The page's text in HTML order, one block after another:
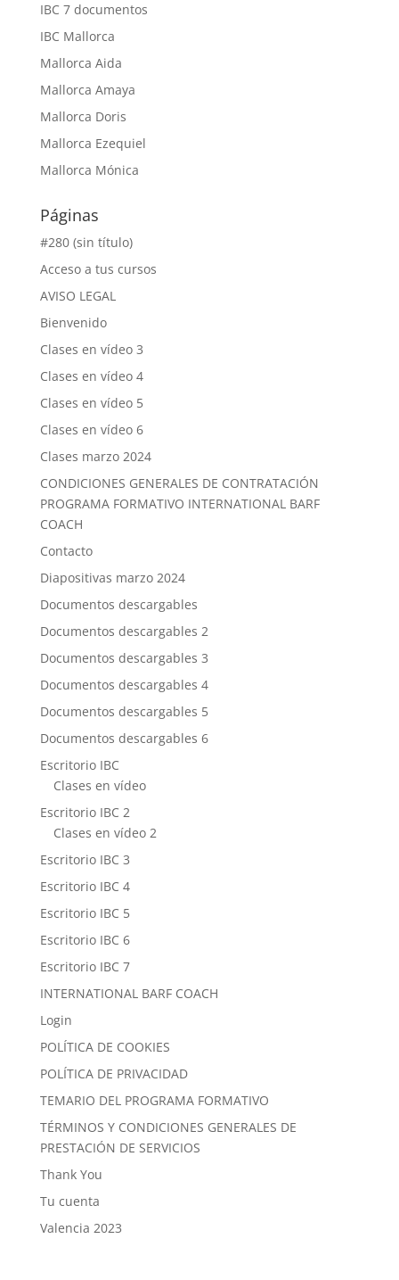
IBC 7 documentos
IBC Mallorca
Mallorca Aida
Mallorca Amaya
Mallorca Doris
Mallorca Ezequiel
Mallorca Mónica
Páginas
#280 (sin título)
Acceso a tus cursos
AVISO LEGAL
Bienvenido
Clases en vídeo 3
Clases en vídeo 4
Clases en vídeo 5
Clases en vídeo 6
Clases marzo 2024
CONDICIONES GENERALES DE CONTRATACIÓN
PROGRAMA FORMATIVO INTERNATIONAL BARF
COACH
Contacto
Diapositivas marzo 2024
Documentos descargables
Documentos descargables 2
Documentos descargables 3
Documentos descargables 4
Documentos descargables 5
Documentos descargables 6
Escritorio IBC
Clases en vídeo
Escritorio IBC 2
Clases en vídeo 2
Escritorio IBC 3
Escritorio IBC 4
Escritorio IBC 5
Escritorio IBC 6
Escritorio IBC 7
INTERNATIONAL BARF COACH
Login
POLÍTICA DE COOKIES
POLÍTICA DE PRIVACIDAD
TEMARIO DEL PROGRAMA FORMATIVO
TÉRMINOS Y CONDICIONES GENERALES DE
PRESTACIÓN DE SERVICIOS
Thank You
Tu cuenta
Valencia 2023